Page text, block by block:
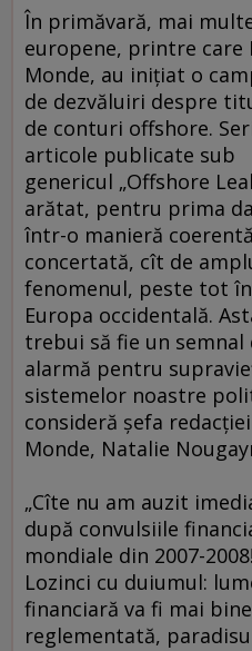
În primăvară, mai
europene, printre care
Monde, au iniţiat o
de dezvăluiri despre
de conturi offshore.
articole publicate sub
genericul „Offshore
arătat, pentru prima
într-o manieră
concertată, cît de
fenomenul, peste tot în
Europa occidentală.
trebui să fie un semnal
alarmă pentru
sistemelor noastre
consideră şefa
Monde, Natalie
„Cîte nu am auzit
după convulsiile
mondiale din 2007-2008!
Lozinci cu duiumul:
financiară va fi mai bine
reglementată,